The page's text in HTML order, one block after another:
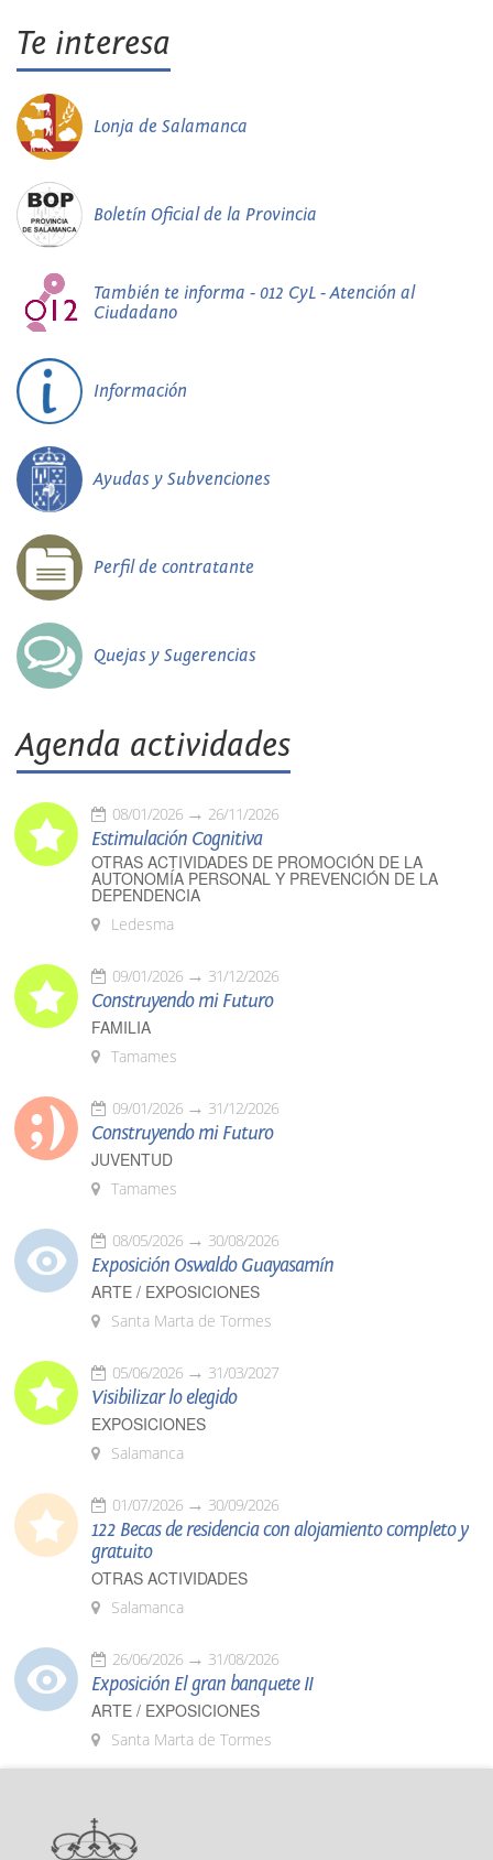
Te interesa
Lonja de Salamanca
Boletín Oficial de la Provincia
También te informa - 012 CyL - Atención al
Ciudadano
Información
Ayudas y Subvenciones
Perfil de contratante
Quejas y Sugerencias
Agenda actividades
08/01/2026 26/11/2026
Estimulación Cognitiva
OTRAS ACTIVIDADES DE PROMOCIÓN DE LA
AUTONOMÍA PERSONAL Y PREVENCIÓN DE LA
DEPENDENCIA
Ledesma
09/01/2026 31/12/2026
Construyendo mi Futuro
FAMILIA
Tamames
09/01/2026 31/12/2026
Construyendo mi Futuro
JUVENTUD
Tamames
08/05/2026 30/08/2026
Exposición Oswaldo Guayasamín
ARTE / EXPOSICIONES
Santa Marta de Tormes
05/06/2026 31/03/2027
Visibilizar lo elegido
EXPOSICIONES
Salamanca
01/07/2026 30/09/2026
122 Becas de residencia con alojamiento completo y
gratuito
OTRAS ACTIVIDADES
Salamanca
26/06/2026 31/08/2026
Exposición El gran banquete II
ARTE / EXPOSICIONES
Santa Marta de Tormes